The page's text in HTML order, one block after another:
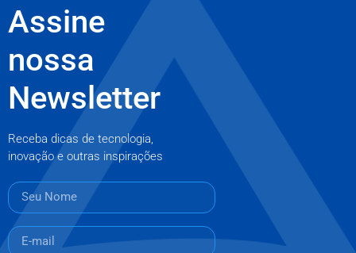
Assine
nossa
Newsletter
Receba dicas de tecnologia,
inovação e outras inspirações